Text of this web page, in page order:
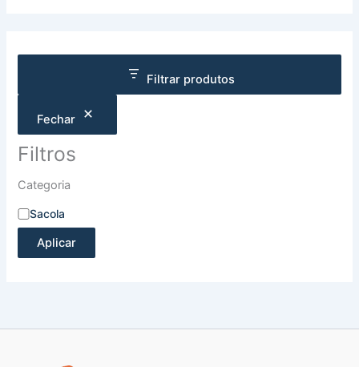
Filtrar produtos
Fechar
Filtros
Categoria
Sacola
Aplicar